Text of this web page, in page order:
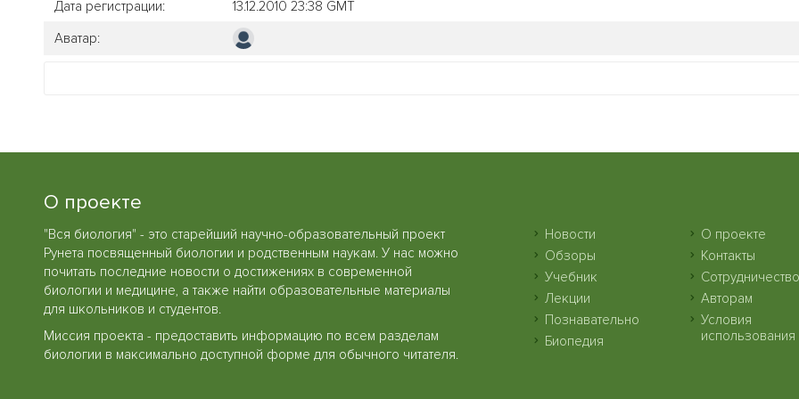
Дата регистрации:
13.12.2010 23:38 GMT
Аватар:
О проекте
"Вся биология" - это старейший научно-образовательный проект
Рунета посвященный биологии и родственным наукам. У нас можно
почитать последние новости о достижениях в современной
биологии и медицине, а также найти образовательные материалы
для школьников и студентов.
Миссия проекта - предоставить информацию по всем разделам
биологии в максимально доступной форме для обычного читателя.
Новости
Обзоры
Учебник
Лекции
Познавательно
Биопедия
О проекте
Контакты
Сотрудничество
Авторам
Условия
использования